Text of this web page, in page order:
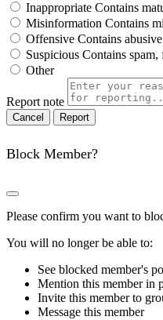
Inappropriate Contains
Misinformation Contains
Offensive Contains
Suspicious Contains
Other
Report note
Report
Block Member?
Please confirm you want to
You will no longer be able to:
See blocked member's
Mention this member in
Invite this member to
Message this member